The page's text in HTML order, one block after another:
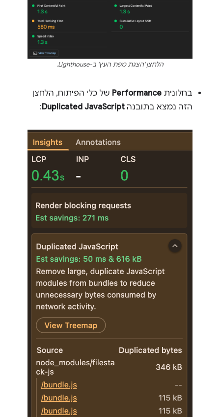
הלחצן 'הצגת מפת העץ' ב-Lighthouse.
בחלונית Performance של כלי הפיתוח, הלחצן
הזה נמצא בתובנה Duplicated JavaScript
: